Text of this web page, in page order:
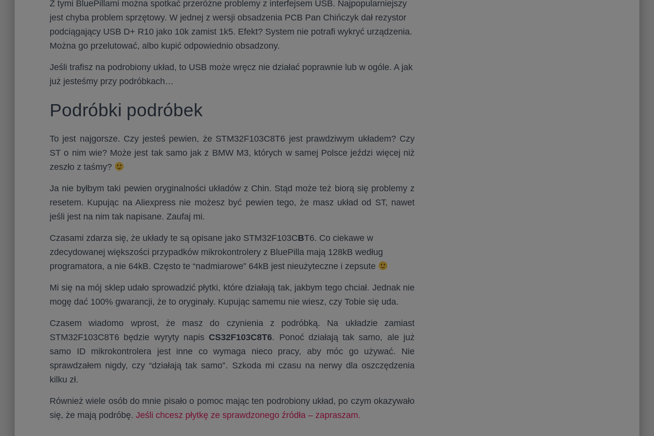
Z tymi BluePillami można spotkać przeróżne problemy z interfejsem USB. Najpopularniejszy
jest chyba problem sprzętowy. W jednej z wersji obsadzenia PCB Pan Chińczyk dał rezystor
podciągający USB D+ R10 jako 10k zamist 1k5. Efekt? System nie potrafi wykryć urządzenia.
Można go przelutować, albo kupić odpowiednio obsadzony.
Jeśli trafisz na podrobiony układ, to USB może wręcz nie działać poprawnie lub w ogóle. A jak
już jesteśmy przy podróbkach…
Podróbki podróbek
To jest najgorsze. Czy jesteś pewien, że STM32F103C8T6 jest prawdziwym układem? Czy
ST o nim wie? Może jest tak samo jak z BMW M3, których w samej Polsce jeździ więcej niż
zeszło z taśmy?
Ja nie byłbym taki pewien oryginalności układów z Chin. Stąd może też biorą się problemy z
resetem. Kupując na Aliexpress nie możesz być pewien tego, że masz układ od ST, nawet
jeśli jest na nim tak napisane. Zaufaj mi.
Czasami zdarza się, że układy te są opisane jako STM32F103CBT6. Co ciekawe w
zdecydowanej większości przypadków mikrokontrolery z BluePilla mają 128kB według
programatora, a nie 64kB. Często te “nadmiarowe” 64kB jest nieużyteczne i zepsute
Mi się na mój sklep udało sprowadzić płytki, które działają tak, jakbym tego chciał. Jednak nie
mogę dać 100% gwarancji, że to oryginały. Kupując samemu nie wiesz, czy Tobie się uda.
Czasem wiadomo wprost, że masz do czynienia z podróbką. Na układzie zamiast
STM32F103C8T6 będzie wyryty napis CS32F103C8T6. Ponoć działają tak samo, ale już
samo ID mikrokontrolera jest inne co wymaga nieco pracy, aby móc go używać. Nie
sprawdzałem nigdy, czy “działają tak samo”. Szkoda mi czasu na nerwy dla oszczędzenia
kilku zł.
Również wiele osób do mnie pisało o pomoc mając ten podrobiony układ, po czym okazywało
się, że mają podróbę. Jeśli chcesz płytkę ze sprawdzonego źródła – zapraszam.